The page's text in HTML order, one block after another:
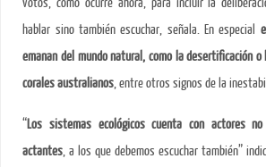
votos, como ocurre ahora, para incluir la
hablar sino también escuchar, señala. En especial
emanan del mundo natural, como ladesertificación o
coralesaustralianos, entre otros signos de la
“Los sistemas ecológicos cuenta con actores no
actantes, a los que debemos escuchar también”